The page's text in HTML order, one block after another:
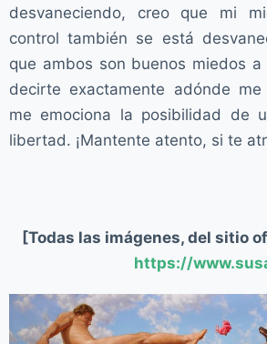
desvaneciendo, creo que mi
control también se está
que ambos son buenos miedos
decirte exactamente adónde
me emociona la posibilidad de
libertad. ¡Mantente atento, si te
[Todas las imágenes, del sitio
https://